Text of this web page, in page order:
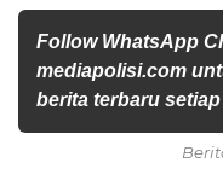
Follow WhatsApp
mediapolisi.com
berita terbaru